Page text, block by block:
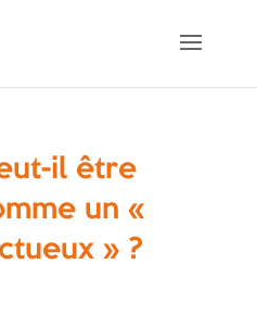
il être
un «
» ?